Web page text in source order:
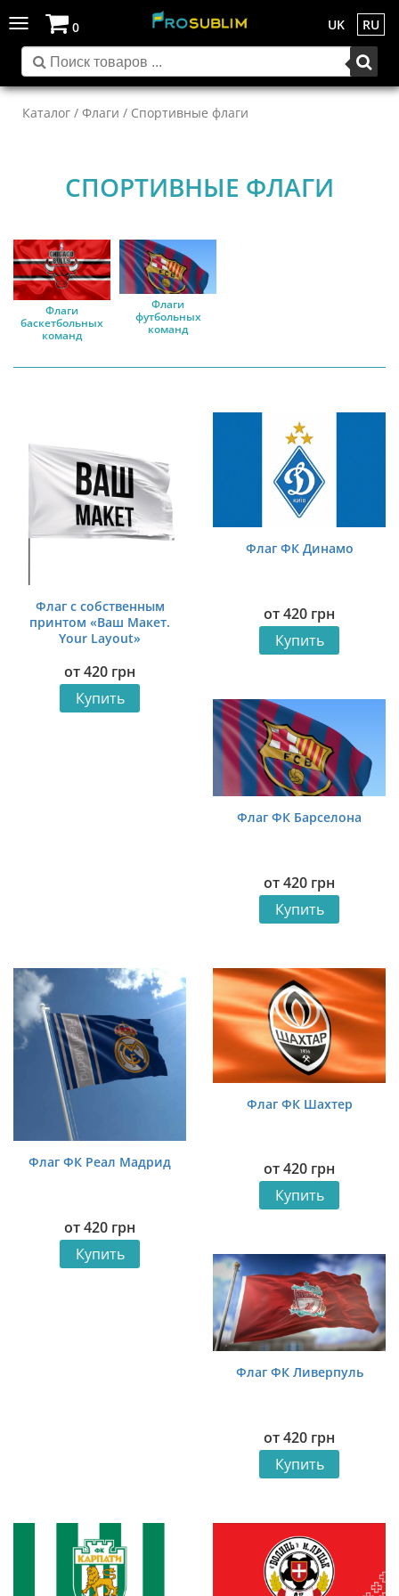
Toggle
navigation
UK RU
0
Каталог / Флаги / Спортивные флаги
СПОРТИВНЫЕ ФЛАГИ
Флаги
баскетбольных
команд
Флаги
футбольных
команд
Флаг с собственным
принтом «Ваш Макет.
Your Layout»
от420 грн
Купить
Флаг ФК Динамо
от420 грн
Купить
Флаг ФК Барселона
от420 грн
Купить
Флаг ФК Реал Мадрид
от420 грн
Купить
Флаг ФК Шахтер
от420 грн
Купить
Флаг ФК Ливерпуль
от420 грн
Купить